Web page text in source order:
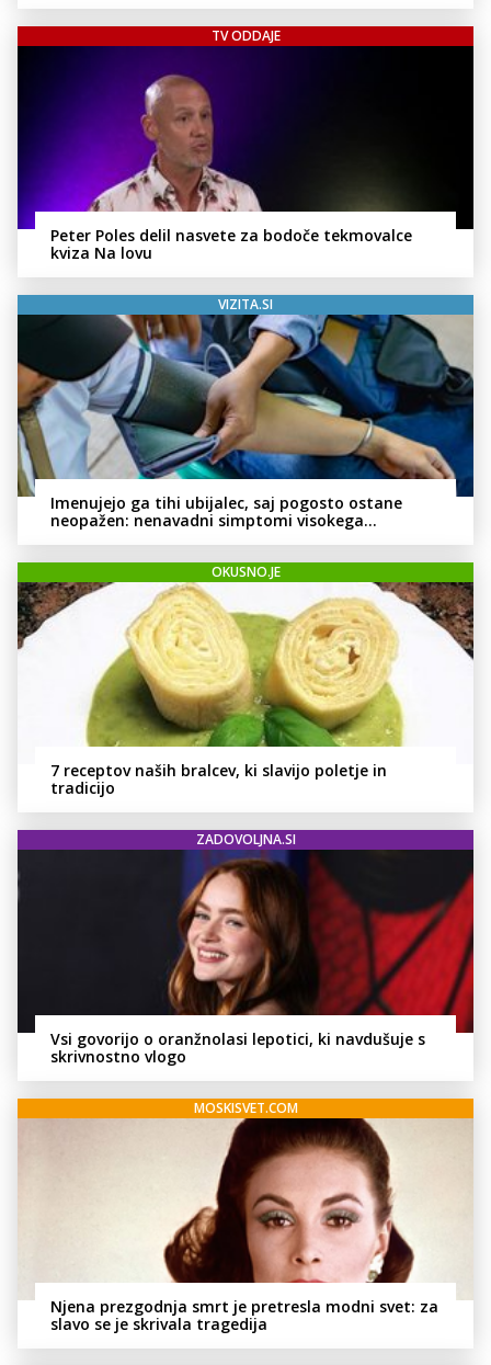
TV ODDAJE
Peter Poles delil nasvete za bodoče tekmovalce
kviza Na lovu
VIZITA.SI
Imenujejo ga tihi ubijalec, saj pogosto ostane
neopažen: nenavadni simptomi visokega
OKUSNO.JE
7 receptov naših bralcev, ki slavijo poletje in
tradicijo
ZADOVOLJNA.SI
Vsi govorijo o oranžnolasi lepotici, ki navdušuje s
skrivnostno vlogo
MOSKISVET.COM
Njena prezgodnja smrt je pretresla modni svet: za
slavo se je skrivala tragedija